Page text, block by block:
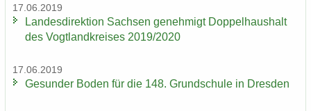
17.06.2019
Lan­des­di­rek­ti­on Sach­sen ge­neh­migt Dop­pel­haus­halt
des Vogt­land­krei­ses 2019/2020
17.06.2019
Ge­sun­der Boden für die 148. Grund­schu­le in Dres­den